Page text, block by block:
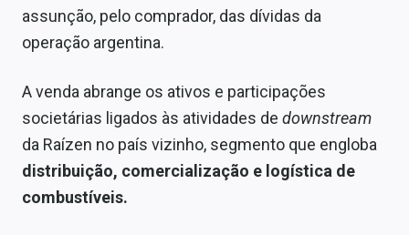
assunção, pelo comprador, das dívidas da
operação argentina.
A venda abrange os ativos e participações
societárias ligados às atividades de downstream
da Raízen no país vizinho, segmento que engloba
distribuição, comercialização e logística de
combustíveis.